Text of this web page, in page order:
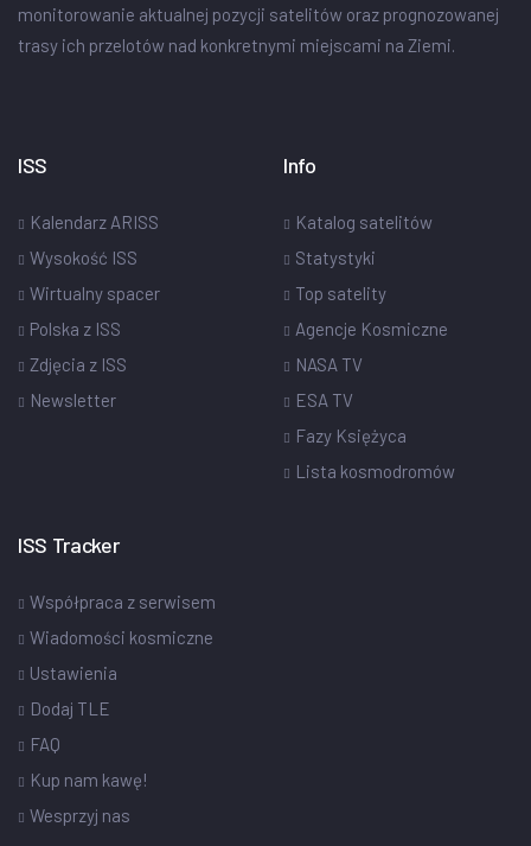
monitorowanie aktualnej pozycji satelitów oraz prognozowanej
trasy ich przelotów nad konkretnymi miejscami na Ziemi.
ISS
Kalendarz ARISS
Wysokość ISS
Wirtualny spacer
Polska z ISS
Zdjęcia z ISS
Newsletter
Info
Katalog satelitów
Statystyki
Top satelity
Agencje Kosmiczne
NASA TV
ESA TV
Fazy Księżyca
Lista kosmodromów
ISS Tracker
Współpraca z serwisem
Wiadomości kosmiczne
Ustawienia
Dodaj TLE
FAQ
Kup nam kawę!
Wesprzyj nas